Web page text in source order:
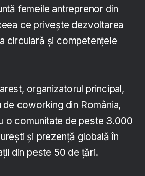
femeile antreprenor din
ce privește dezvoltarea
circulară și competențele
organizatorul principal,
de coworking din România,
o comunitate de peste 3.000
și prezență globală în
din peste 50 de țări.